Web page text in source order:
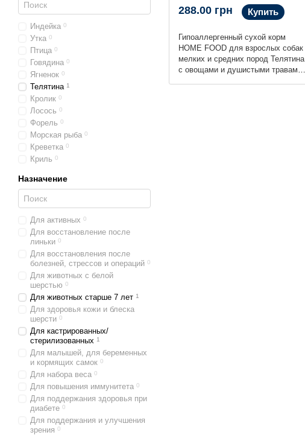
Гипоаллергенный сухой корм
HOME FOOD для взрослых собак
мелких и средних пород Телятина
с овощами и душистыми травами
288.00 грн Купить
Индейка 0
Утка 0
Птица 0
Говядина 0
Ягненок 0
Телятина 1
Кролик 0
Лосось 0
Форель 0
Морская рыба 0
Креветка 0
Криль 0
Назначение
Для активных 0
Для восстановление после
линьки 0
Для восстановления после
болезней, стрессов и операций 0
Для животных с белой
шерстью 0
Для животных старше 7 лет 1
Для здоровья кожи и блеска
шерсти 0
Для кастрированных/
стерилизованных 1
Для малышей, для беременных
и кормящих самок 0
Для набора веса 0
Для повышения иммунитета 0
Для поддержания здоровья при
диабете 0
Для поддержания и улучшения
зрения 0